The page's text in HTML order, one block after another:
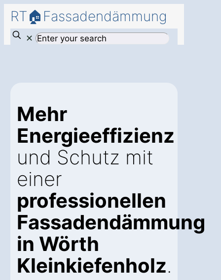
RT🏠Fassadendämmung
✕
Mehr
Energieeffizienz
und Schutz mit
einer
professionellen
Fassadendämmung
in Wörth
Kleinkiefenholz.